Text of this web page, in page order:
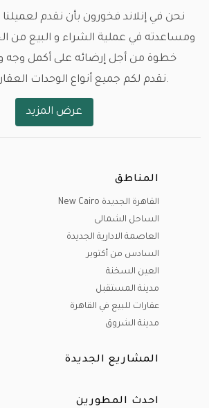
نحن في إنلاند فخورون بأن نقدم
ومساعدته في عملية الشراء و البيع من
خطوة من أجل إرضائه على أكمل وجه
نقدم لكم جميع أنواع الوحدات العقارية بمختلف أنماطها.
و باختلاف المساحات و الأسعار و
القاهرة الجديدة (التجمع الأول -
السادس من أكتوبر ، مدينة الشيخ
الجديدة (نيو زايد)، مدينة العاصمة
الشروق، مدينتي، مدينة الرحاب، مدينة
سيتي )، مدينة هليوبوليس الجديدة ،
العلمين الجديدة، الجونة، مدينة راس
أنواع الوحدات :
عرض المزيد
المناطق
القاهرة الجديدة New Cairo
الساحل الشمالى
العاصمة الادارية الجديدة
السادس من أكتوبر
العين السخنة
مدينة المستقبل
عقارات للبيع في القاهرة
مدينة الشروق
المشاريع الجديدة
احدث المطورين